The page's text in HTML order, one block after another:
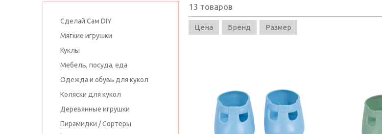
Сделай Сам DIY
Мягкие игрушки
Куклы
Мебель, посуда, еда
Одежда и обувь для кукол
Коляски для кукол
Деревянные игрушки
Пирамидки / Сортеры
13 товаров
Цена Бренд Размер